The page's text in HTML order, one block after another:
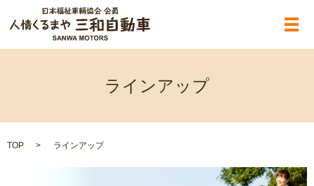
メ
ラインアップ
TOP ラインアップ